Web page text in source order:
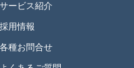
サービス紹介
採用情報
各種お問合せ